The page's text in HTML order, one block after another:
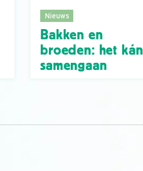
Nieuws
Bakken en
broeden: het kán
samengaan